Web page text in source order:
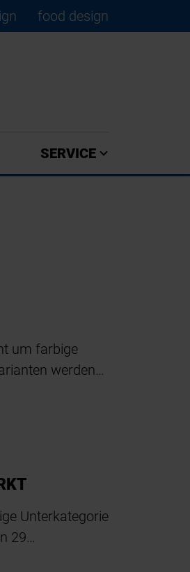
food design
SERVICE
um farbige
werden…
Unterkategorie
29…
×